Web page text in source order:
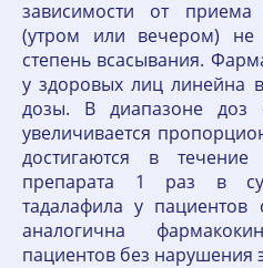
зависимости от
(утром или вечером) не
степень всасывания.
у здоровых лиц линейна
дозы. В диапазоне
увеличивается
достигаются в
препарата 1 раз в
тадалафила у
аналогична
пациентов без нарушения